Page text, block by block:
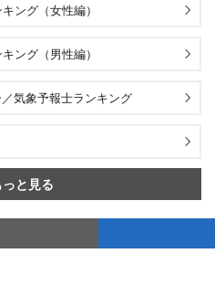
ング（女性編）
ング（男性編）
気象予報士ランキング
っと見る